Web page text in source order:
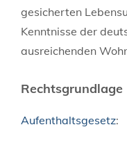
gesicherten
Kenntnisse der
ausreichenden
Rechtsgrundlage
Aufenthaltsgesetz: